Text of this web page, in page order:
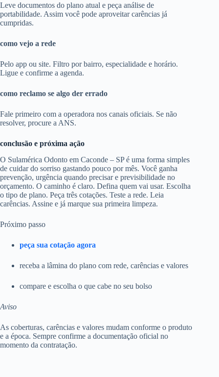
Leve documentos do plano atual e peça análise de
portabilidade. Assim você pode aproveitar carências já
cumpridas.
como vejo a rede
Pelo app ou site. Filtro por bairro, especialidade e horário.
Ligue e confirme a agenda.
como reclamo se algo der errado
Fale primeiro com a operadora nos canais oficiais. Se não
resolver, procure a ANS.
conclusão e próxima ação
O Sulamérica Odonto em Caconde – SP é uma forma simples
de cuidar do sorriso gastando pouco por mês. Você ganha
prevenção, urgência quando precisar e previsibilidade no
orçamento. O caminho é claro. Defina quem vai usar. Escolha
o tipo de plano. Peça três cotações. Teste a rede. Leia
carências. Assine e já marque sua primeira limpeza.
Próximo passo
peça sua cotação agora
receba a lâmina do plano com rede, carências e valores
compare e escolha o que cabe no seu bolso
Aviso
As coberturas, carências e valores mudam conforme o produto
e a época. Sempre confirme a documentação oficial no
momento da contratação.